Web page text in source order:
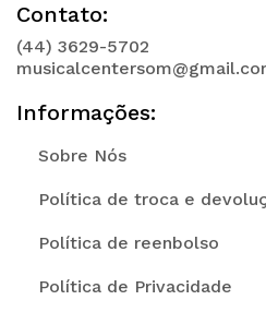
Contato:
(44) 3629-5702
Informações:
Sobre Nós
Política de troca e
Política de reenbolso
Política de Privacidade